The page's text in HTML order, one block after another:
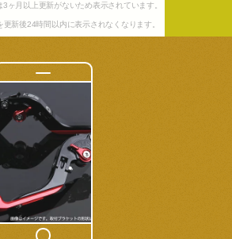
ヶ月以上更新がないため表示されています。
更新後24時間以内に表示されなくなります。